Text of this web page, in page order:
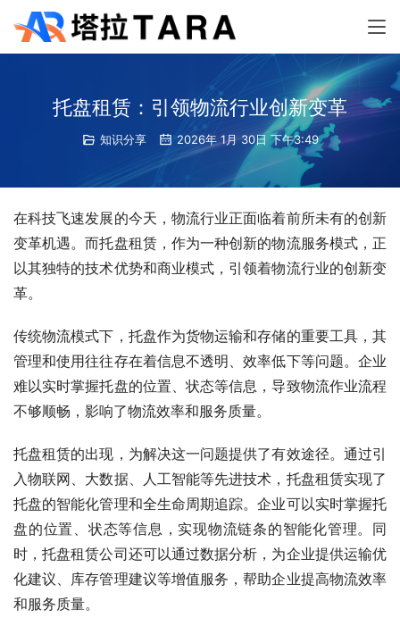
托盘租赁：引领物流行业创新变革
知识分享 2026年 1月 30日 下午3:49
在科技飞速发展的今天，物流行业正面临着前所未有的创新
变革机遇。而托盘租赁，作为一种创新的物流服务模式，正
以其独特的技术优势和商业模式，引领着物流行业的创新变
革。
传统物流模式下，托盘作为货物运输和存储的重要工具，其
管理和使用往往存在着信息不透明、效率低下等问题。企业
难以实时掌握托盘的位置、状态等信息，导致物流作业流程
不够顺畅，影响了物流效率和服务质量。
托盘租赁的出现，为解决这一问题提供了有效途径。通过引
入物联网、大数据、人工智能等先进技术，托盘租赁实现了
托盘的智能化管理和全生命周期追踪。企业可以实时掌握托
盘的位置、状态等信息，实现物流链条的智能化管理。同
时，托盘租赁公司还可以通过数据分析，为企业提供运输优
化建议、库存管理建议等增值服务，帮助企业提高物流效率
和服务质量。